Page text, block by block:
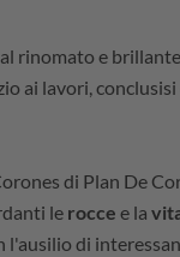
rinomato e brillante
ai lavori,
di Plan De
le rocce e la
l'ausilio di